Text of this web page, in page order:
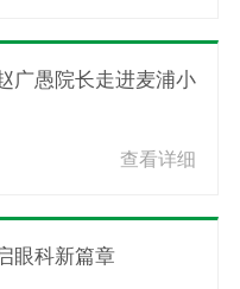
广愚院长走进麦浦小
查看详细
眼科新篇章